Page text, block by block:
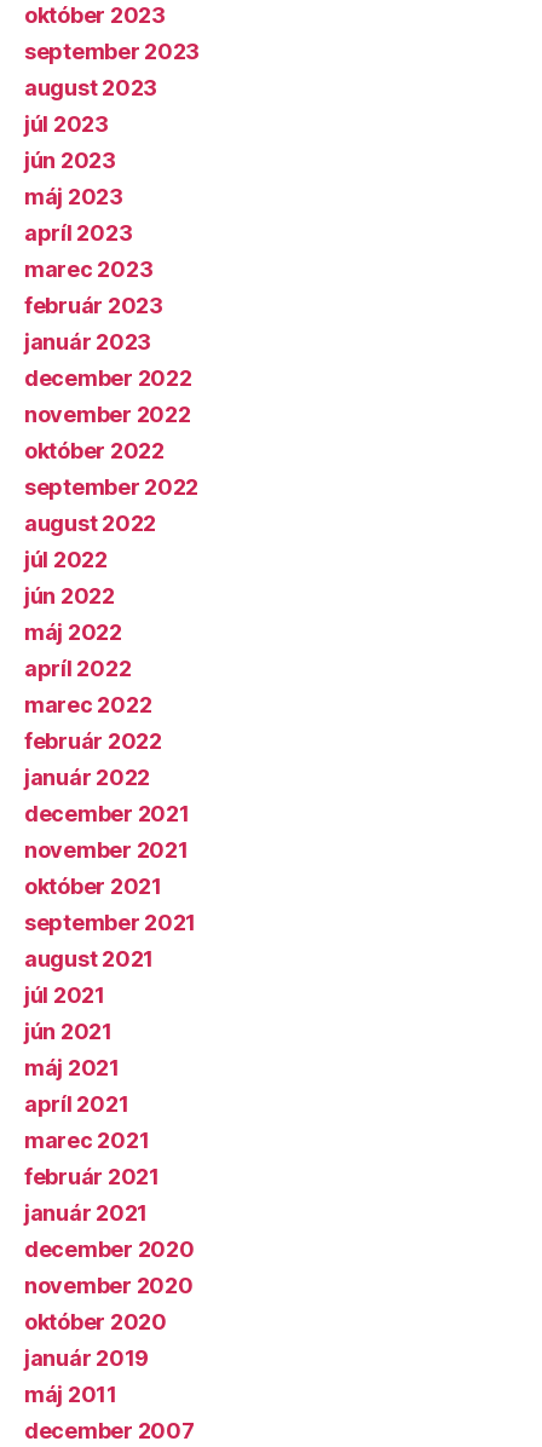
október 2023
september 2023
august 2023
júl 2023
jún 2023
máj 2023
apríl 2023
marec 2023
február 2023
január 2023
december 2022
november 2022
október 2022
september 2022
august 2022
júl 2022
jún 2022
máj 2022
apríl 2022
marec 2022
február 2022
január 2022
december 2021
november 2021
október 2021
september 2021
august 2021
júl 2021
jún 2021
máj 2021
apríl 2021
marec 2021
február 2021
január 2021
december 2020
november 2020
október 2020
január 2019
máj 2011
december 2007